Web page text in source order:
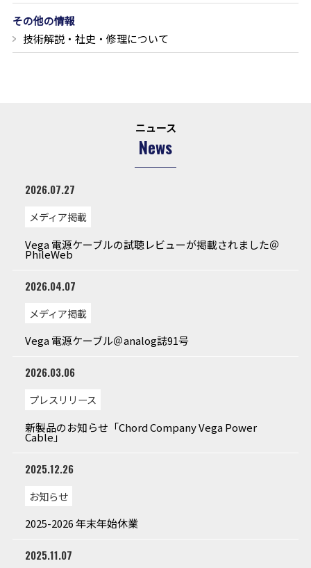
その他の情報
技術解説・社史・修理について
ニュース
News
2026.07.27
メディア掲載
Vega 電源ケーブルの試聴レビューが掲載されました＠
PhileWeb
2026.04.07
メディア掲載
Vega 電源ケーブル＠analog誌91号
2026.03.06
プレスリリース
新製品のお知らせ「Chord Company Vega Power
Cable」
2025.12.26
お知らせ
2025-2026 年末年始休業
2025.11.07